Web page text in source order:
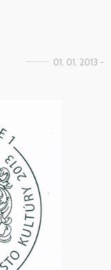
01. 01. 2013 -